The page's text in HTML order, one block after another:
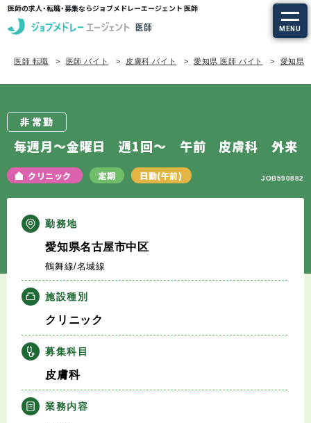
医師の求人・転職・募集ならジョブメドレーエージェント 医師
MENU
求人を探す
定期非常勤の求人
特集から探す
エージェントサービス
エージェントサービスTOP
サービスの流れ
キャリアアドバイザー紹介
医師の求人・転職Q&A
知りたい・聞きたい
医師 転職 医師 バイト 皮膚科 バイト 愛知県 医師 バイト 愛知県/
非常勤
毎週月～金曜日 週1回～ 午前 皮膚科 外来
クリニック 定期 日勤(午前) JOB590882
勤務地
愛知県名古屋市中区
鶴舞線/名城線
施設種別
クリニック
募集科目
皮膚科
業務内容